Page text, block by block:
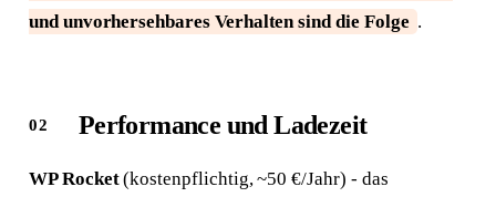
und unvorhersehbares Verhalten sind die Folge .
Performance und Ladezeit
WP Rocket(kostenpflichtig, ~50 €/Jahr) - das